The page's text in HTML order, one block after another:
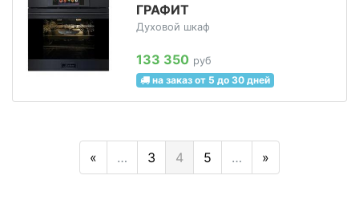
ГРАФИТ
Духовой шкаф
133 350 руб
на заказ от 5 до 30 дней
« … 3 4 5 … »